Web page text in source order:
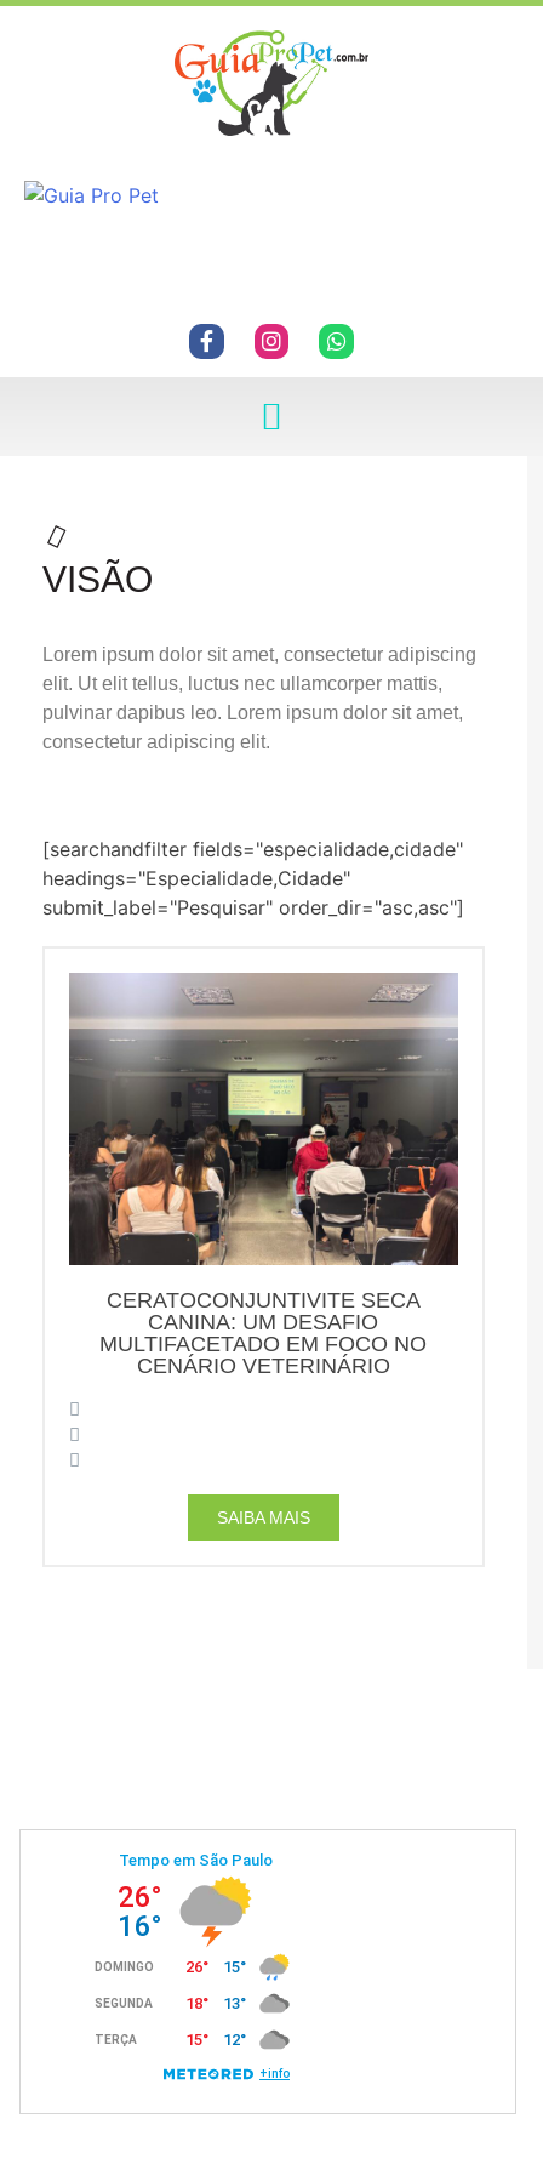
VISÃO
Lorem ipsum dolor sit amet, consectetur adipiscing
elit. Ut elit tellus, luctus nec ullamcorper mattis,
pulvinar dapibus leo. Lorem ipsum dolor sit amet,
consectetur adipiscing elit.
[searchandfilter fields="especialidade,cidade"
headings="Especialidade,Cidade"
submit_label="Pesquisar" order_dir="asc,asc"]
CERATOCONJUNTIVITE SECA
CANINA: UM DESAFIO
MULTIFACETADO EM FOCO NO
CENÁRIO VETERINÁRIO
SAIBA MAIS